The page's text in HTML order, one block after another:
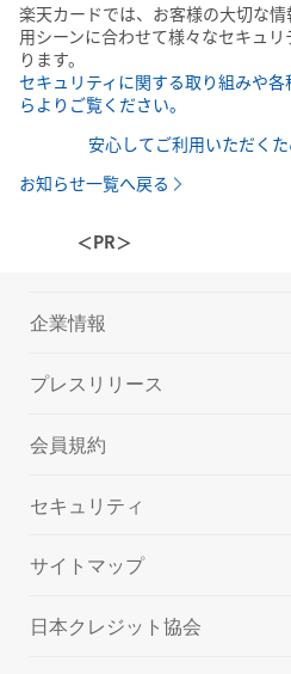
楽天カードでは、お客様の大切な
用シーンに合わせて様々なセキュ
ります。
セキュリティに関する取り組みや
らよりご覧ください。
安心してご利用いただく
お知らせ一覧へ戻る
＜PR＞
企業情報
プレスリリース
会員規約
セキュリティ
サイトマップ
日本クレジット協会